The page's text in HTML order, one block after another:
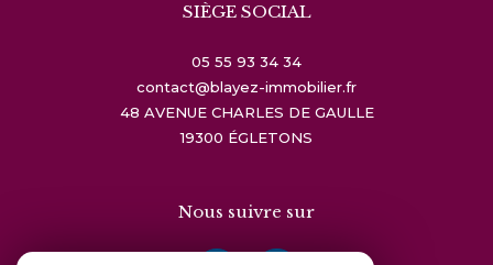
SIÈGE SOCIAL
05 55 93 34 34
contact@blayez-immobilier.fr
48 AVENUE CHARLES DE GAULLE
19300
ÉGLETONS
Nous suivre sur